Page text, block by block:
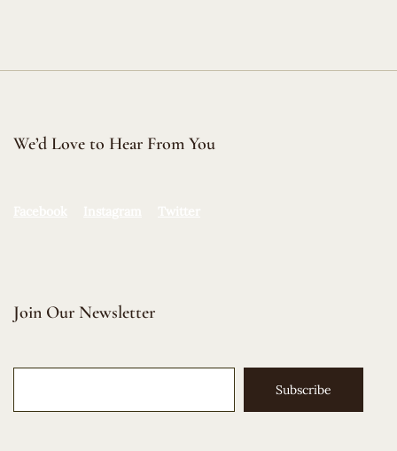
We’d Love to Hear From You
Join Our Newsletter
Subscribe